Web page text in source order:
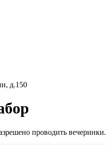
д.150
проводить вечеринки.